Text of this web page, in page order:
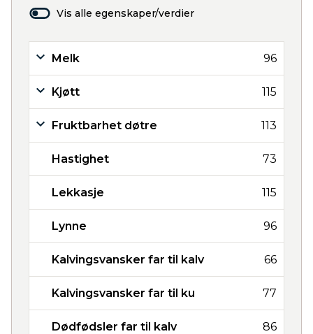
Vis alle egenskaper/verdier
Melk 96
Kjøtt 115
Fruktbarhet døtre 113
Hastighet 73
Lekkasje 115
Lynne 96
Kalvingsvansker far til kalv 66
Kalvingsvansker far til ku 77
Dødfødsler far til kalv 86